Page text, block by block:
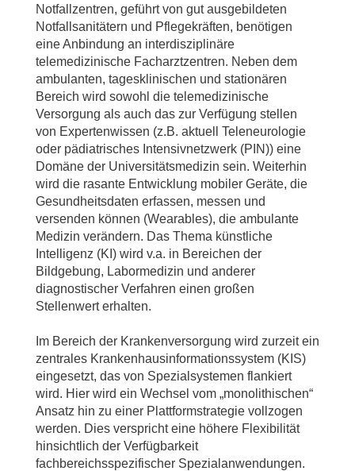
Notfallzentren, geführt von gut ausgebildeten
Notfallsanitätern und Pflegekräften, benötigen
eine Anbindung an interdisziplinäre
telemedizinische Facharztzentren. Neben dem
ambulanten, tagesklinischen und stationären
Bereich wird sowohl die telemedizinische
Versorgung als auch das zur Verfügung stellen
von Expertenwissen (z.B. aktuell Teleneurologie
oder pädiatrisches Intensivnetzwerk (PIN)) eine
Domäne der Universitätsmedizin sein. Weiterhin
wird die rasante Entwicklung mobiler Geräte, die
Gesundheitsdaten erfassen, messen und
versenden können (Wearables), die ambulante
Medizin verändern. Das Thema künstliche
Intelligenz (KI) wird v.a. in Bereichen der
Bildgebung, Labormedizin und anderer
diagnostischer Verfahren einen großen
Stellenwert erhalten.
Im Bereich der Krankenversorgung wird zurzeit ein
zentrales Krankenhausinformationssystem (KIS)
eingesetzt, das von Spezialsystemen flankiert
wird. Hier wird ein Wechsel vom „monolithischen“
Ansatz hin zu einer Plattformstrategie vollzogen
werden. Dies verspricht eine höhere Flexibilität
hinsichtlich der Verfügbarkeit
fachbereichsspezifischer Spezialanwendungen.